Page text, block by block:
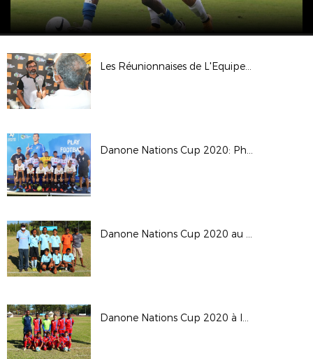
Les Réunionnaises de L'Equipe de France en vacances
Danone Nations Cup 2020: Phase finale à la Saline les Bains
Danone Nations Cup 2020 au Tampon
Danone Nations Cup 2020 à la Saline les Bains